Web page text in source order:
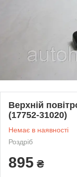
Верхній
(17752-31020)
Немає в наявності
Роздріб
895 ₴